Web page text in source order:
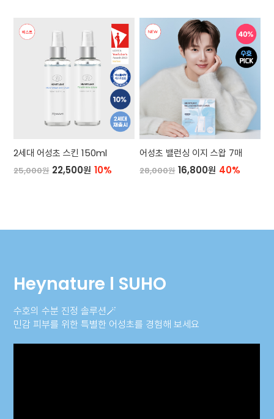
2세대 어성초 스킨 150ml
25,000원 22,500원 10%
어성초 밸런싱 이지 스왑 7매
28,000원 16,800원 40%
Heynature l SUHO
수호의 수분 진정 솔루션🪄
민감 피부를 위한 특별한 어성초를 경험해 보세요